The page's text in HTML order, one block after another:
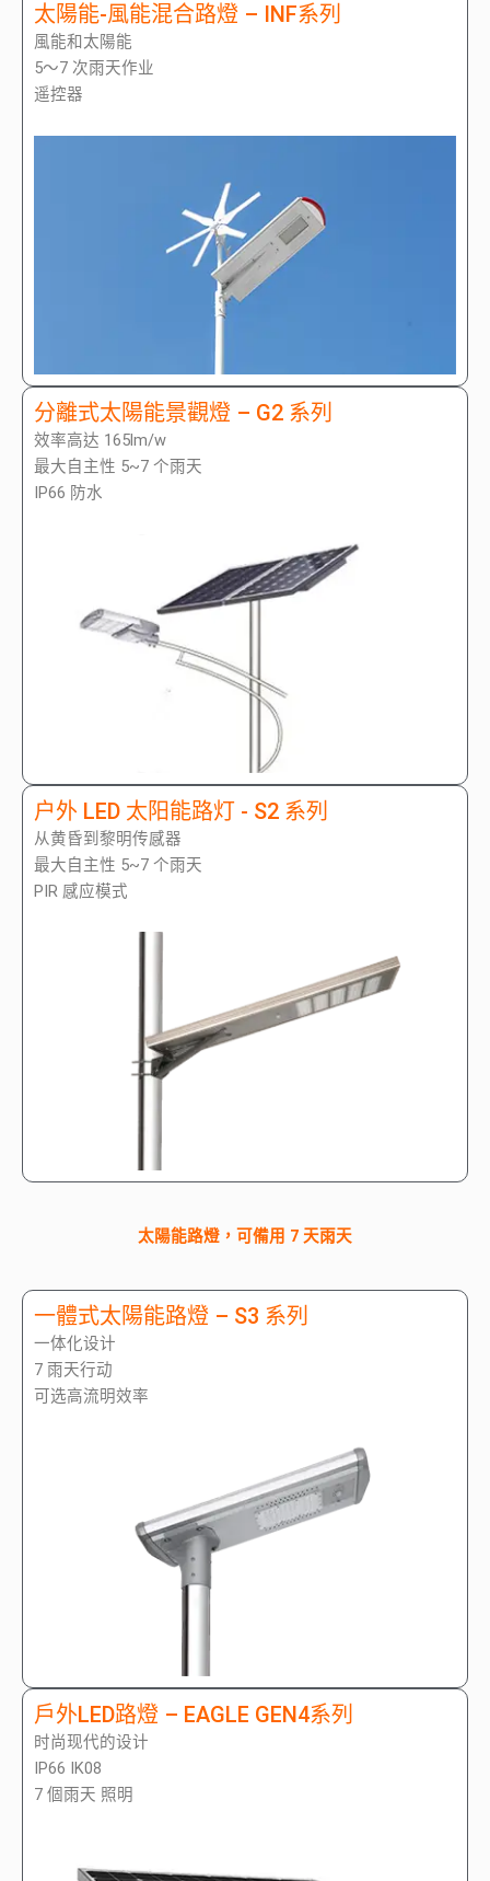
太陽能-風能混合路燈 – INF系列
風能和太陽能
5～7 次雨天作业
遥控器
分離式太陽能景觀燈 – G2 系列
效率高达 165lm/w
最大自主性 5~7 个雨天
IP66 防水
户外 LED 太阳能路灯 - S2 系列
从黄昏到黎明传感器
最大自主性 5~7 个雨天
PIR 感应模式
太陽能路燈，可備用 7 天雨天
一體式太陽能路燈 – S3 系列
一体化设计
7 雨天行动
可选高流明效率
戶外LED路燈 – EAGLE GEN4系列
时尚现代的设计
IP66 IK08
7 個雨天 照明